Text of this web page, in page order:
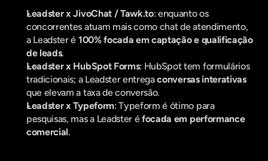
Leadster x JivoChat / Tawk.to: enquanto os
concorrentes atuam mais como chat de atendimento,
a Leadster é 100% focada em captação e qualificação
de leads.
Leadster x HubSpot Forms: HubSpot tem formulários
tradicionais; a Leadster entrega conversas interativas
que elevam a taxa de conversão.
Leadster x Typeform: Typeform é ótimo para
pesquisas, mas a Leadster é focada em performance
comercial.